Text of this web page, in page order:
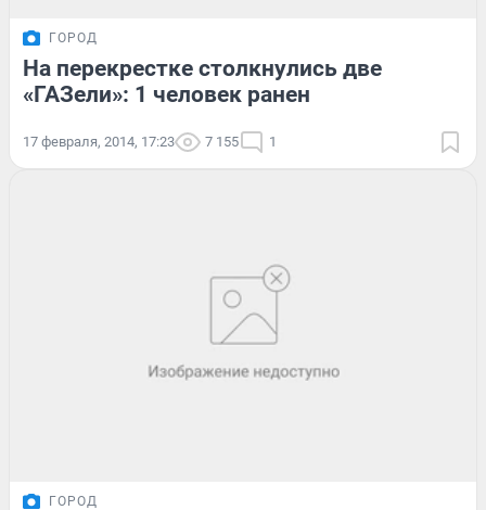
ГОРОД
На перекрестке столкнулись две
«ГАЗели»: 1 человек ранен
17 февраля, 2014, 17:23 7 155 1
ГОРОД